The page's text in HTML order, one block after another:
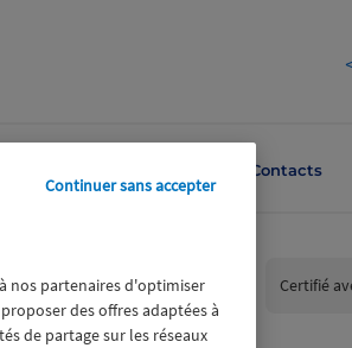
Contacts
Certifié
nos partenaires d'optimiser
des offres adaptées à
de partage sur les réseaux
Continuer sans accepter